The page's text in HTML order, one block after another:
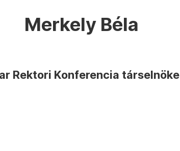
Merkely Béla
Rektori Konferencia társelnöke